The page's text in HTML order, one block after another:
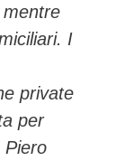
I
private
per
Piero